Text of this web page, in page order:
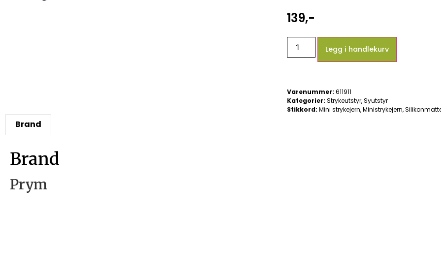
139,-
Legg i handlekurv
Varenummer: 611911
Kategorier: Strykeutstyr,Syutstyr
Stikkord: Mini strykejern,Ministrykejern,
Brand
Brand
Prym